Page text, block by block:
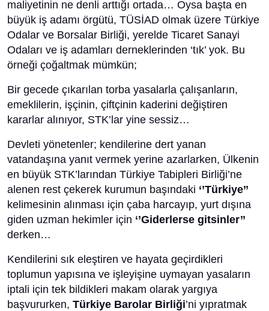
maliyetinin ne denli arttığı ortada… Oysa başta en
büyük iş adamı örgütü, TÜSİAD olmak üzere Türkiye
Odalar ve Borsalar Birliği, yerelde Ticaret Sanayi
Odaları ve iş adamları derneklerinden ‘tık’ yok. Bu
örneği çoğaltmak mümkün;
Bir gecede çıkarılan torba yasalarla çalışanların,
emeklilerin, işçinin, çiftçinin kaderini değiştiren
kararlar alınıyor, STK’lar yine sessiz…
Devleti yönetenler; kendilerine dert yanan
vatandaşına yanıt vermek yerine azarlarken, Ülkenin
en büyük STK’larından Türkiye Tabipleri Birliği’ne
alenen rest çekerek kurumun başındaki ‘’Türkiye’’
kelimesinin alınması için çaba harcayıp, yurt dışına
giden uzman hekimler için ‘’Giderlerse gitsinler’’
derken…
Kendilerini sık eleştiren ve hayata geçirdikleri
toplumun yapısına ve işleyişine uymayan yasaların
iptali için tek bildikleri makam olarak yargıya
başvururken, Türkiye Barolar Birliği’ni yıpratmak